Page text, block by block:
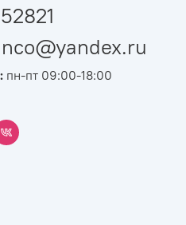
пн-пт 09:00-18:00